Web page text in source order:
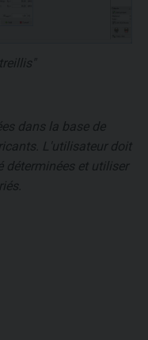
dans la base de
L'utilisateur doit
déterminées et utiliser